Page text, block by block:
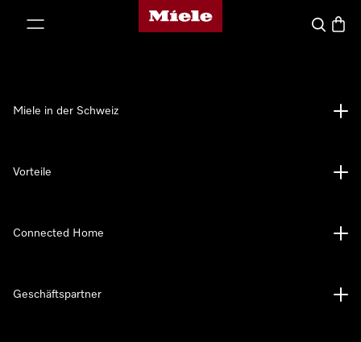
Miele-Homepage
Suche
Miele in der Schweiz
Vorteile
Connected Home
Geschäftspartner